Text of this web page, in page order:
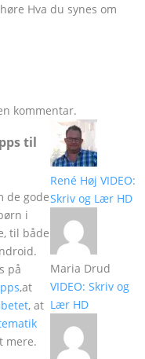
Hva du synes om
kommentar.
til
de gode
i
til både
på
,at
, at
mere.
René Høj VIDEO:
Skriv og Lær HD
Maria Drud
VIDEO: Skriv og
Lær HD